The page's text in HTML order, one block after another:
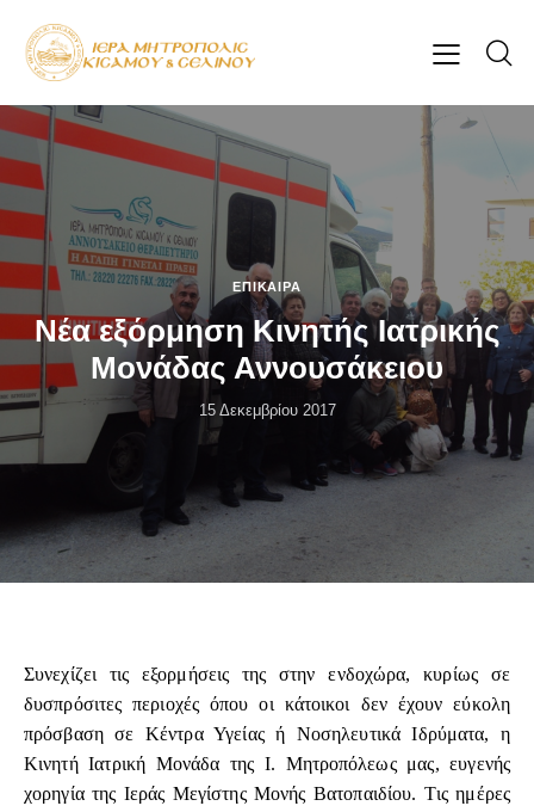
ΕΠΊΚΑΙΡΑ
Νέα εξόρμηση Κινητής Ιατρικής
Μονάδας Αννουσάκειου
15 Δεκεμβρίου 2017
Συνεχίζει τις εξορμήσεις της στην ενδοχώρα, κυρίως σε
δυσπρόσιτες περιοχές όπου οι κάτοικοι δεν έχουν εύκολη
πρόσβαση σε Κέντρα Υγείας ή Νοσηλευτικά Ιδρύματα, η
Κινητή Ιατρική Μονάδα της Ι. Μητροπόλεως μας, ευγενής
χορηγία της Ιεράς Μεγίστης Μονής Βατοπαιδίου. Tις ημέρες